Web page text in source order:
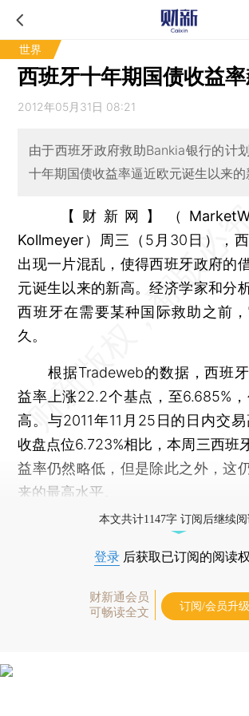
世界
西班牙十年期国债收益
2012年05月31日 08:21
由于西班牙政府救助Bankia银行的计
十年期国债收益率逼近欧元诞生以来的
【财新网】（
Kollmeyer） 周三（5月30日），
出现一片混乱，使得西班牙政府的
元诞生以来的新高。经济学家和分
西班牙在需要某种国际救助之前
久。
根据Tradeweb的数据，西班牙
益率上涨22.2个基点，至6.685%
高。与2011年11月25日的日内交
收盘点位6.723%相比，本周三西班
益率仍然略低，但是除此之外，这
来的最高水平。
本文共计1147字 订阅后继续
登录 后获取已订阅的阅读
财新通会员
可畅读全文
订阅/会员升级